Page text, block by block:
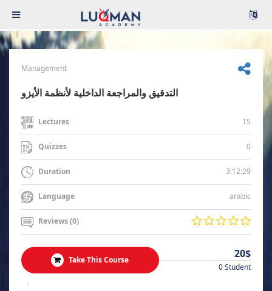
Management
التدقيق والمراجعة الداخلية لأنظمة الأيزو
Lectures 15
Quizzes 0
Duration 3:12:29
Language arabic
Reviews (0)
Take This Course 20$
0 Student
.